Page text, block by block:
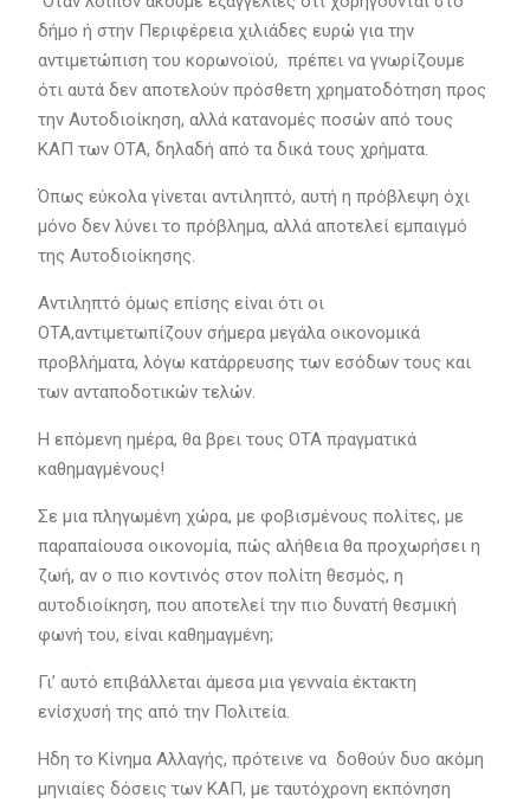
δήμο ή στην Περιφέρεια χιλιάδες ευρώ για την
αντιμετώπιση του κορωνοϊού, πρέπει να γνωρίζουμε
ότι αυτά δεν αποτελούν πρόσθετη χρηματοδότηση προς
την Αυτοδιοίκηση, αλλά κατανομές ποσών από τους
ΚΑΠ των ΟΤΑ, δηλαδή από τα δικά τους χρήματα.
Όπως εύκολα γίνεται αντιληπτό, αυτή η πρόβλεψη όχι
μόνο δεν λύνει το πρόβλημα, αλλά αποτελεί εμπαιγμό
της Αυτοδιοίκησης.
Αντιληπτό όμως επίσης είναι ότι οι
ΟΤΑ,αντιμετωπίζουν σήμερα μεγάλα οικονομικά
προβλήματα, λόγω κατάρρευσης των εσόδων τους και
των ανταποδοτικών τελών.
Η επόμενη ημέρα, θα βρει τους ΟΤΑ πραγματικά
καθημαγμένους!
Σε μια πληγωμένη χώρα, με φοβισμένους πολίτες, με
παραπαίουσα οικονομία, πώς αλήθεια θα προχωρήσει η
ζωή, αν ο πιο κοντινός στον πολίτη θεσμός, η
αυτοδιοίκηση, που αποτελεί την πιο δυνατή θεσμική
φωνή του, είναι καθημαγμένη;
Γι’ αυτό επιβάλλεται άμεσα μια γενναία έκτακτη
ενίσχυσή της από την Πολιτεία.
Ηδη το Κίνημα Αλλαγής, πρότεινε να δοθούν δυο ακόμη
μηνιαίες δόσεις των ΚΑΠ, με ταυτόχρονη εκπόνηση